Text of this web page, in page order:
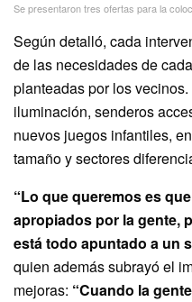
Se presentaron tres ofertas para la
Según detalló, cada
de las necesidades de
planteadas por los
iluminación, senderos
nuevos juegos infantiles,
tamaño y sectores
“Lo que queremos es
apropiados por la gente,
está todo apuntado a un
quien además subrayó el
mejoras: “Cuando la